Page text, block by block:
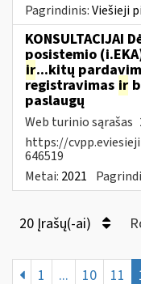
Pagrindinis:Viešieji
KONSULTACIJAI
posistemio
ir...kitų
registravimas ir
paslaugų
Web turinio sąrašas
https://
646519
Metai: 2021
20 Įrašų(-ai)
1 ... 10 11